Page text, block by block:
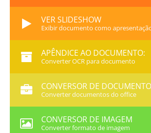
VER SLIDESHOW
Exibir documento como
APÊNDICE AO DOCUMENTO:
Converter OCR para documento
CONVERSOR DE
Converter documentos do office
CONVERSOR DE IMAGEM
Converter formato de imagem